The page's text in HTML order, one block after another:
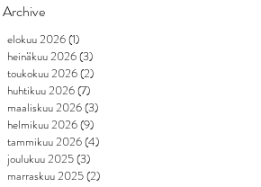
Archive
elokuu 2026(1)
heinäkuu 2026(3)
toukokuu 2026(2)
huhtikuu 2026(7)
maaliskuu 2026(3)
helmikuu 2026(9)
tammikuu 2026(4)
joulukuu 2025(3)
marraskuu 2025(2)